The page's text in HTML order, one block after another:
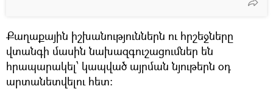
Քաղաքային իշխանություններն ու հրշեջները
վտանգի մասին նախազգուշացումներ են
հրապարակել՝ կապված այրման նյութերն օդ
արտանետվելու հետ։